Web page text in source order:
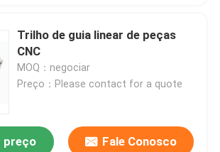
Trilho de guia linear de peças
CNC
MOQ：negociar
Preço：Please contact for a quote
preço Fale Conosco